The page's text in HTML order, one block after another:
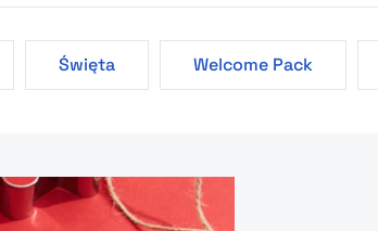
Święta Welcome Pack